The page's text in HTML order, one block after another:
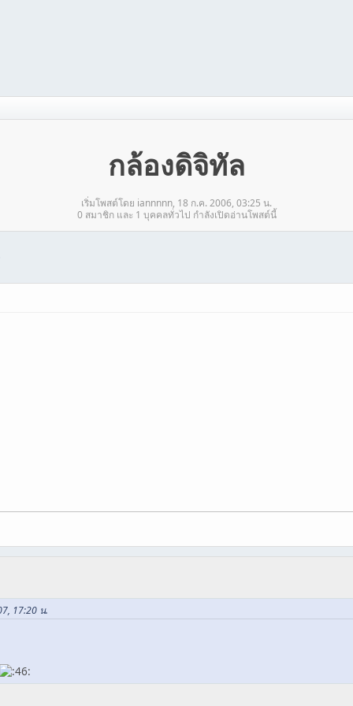
กล้องดิจิทัล
เริ่มโพสต์โดย iannnnn, 18 ก.ค. 2006, 03:25 น.
0 สมาชิก และ 1 บุคคลทั่วไป กำลังเปิดอ่านโพสต์นี้
17:20 น.